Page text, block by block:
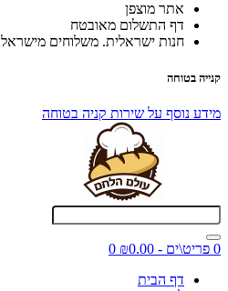
אתר מוצפן
דף התשלום מאובטח
חנות ישראלית. משלוחים מישראל
קנייה בטוחה
מידע נוסף על שירות קניה בטוחה
0 פריט\ים - ₪0.00
0
דף הבית